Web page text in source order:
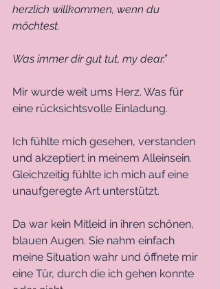
herzlich willkommen, wenn du
möchtest.
Was immer dir gut tut, my dear.”
Mir wurde weit ums Herz. Was für
eine rücksichtsvolle Einladung.
Ich fühlte mich gesehen, verstanden
und akzeptiert in meinem Alleinsein.
Gleichzeitig fühlte ich mich auf eine
unaufgeregte Art unterstützt.
Da war kein Mitleid in ihren schönen,
blauen Augen. Sie nahm einfach
meine Situation wahr und öffnete mir
eine Tür, durch die ich gehen konnte